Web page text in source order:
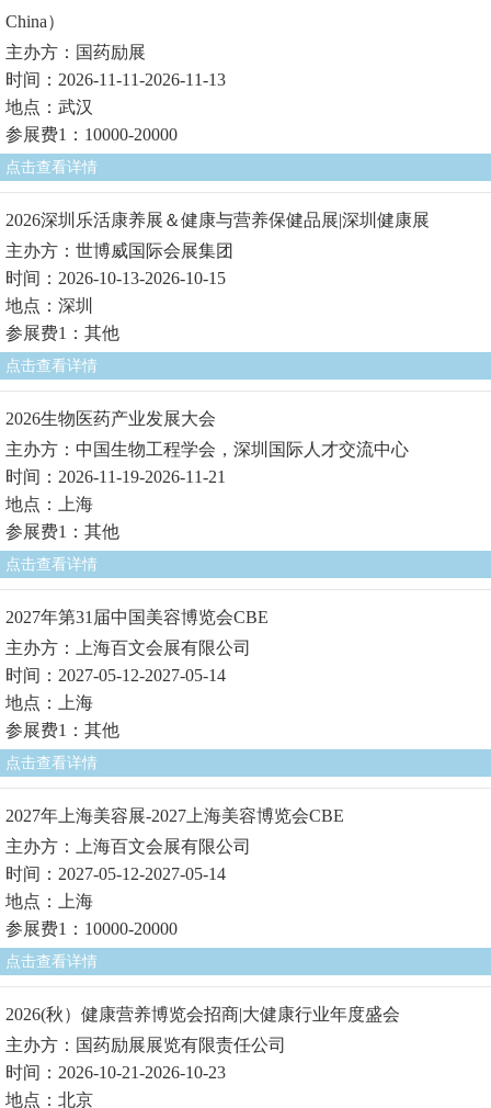
China）
主办方：国药励展
时间：2026-11-11-2026-11-13
地点：武汉
参展费1：10000-20000
点击查看详情
2026深圳乐活康养展＆健康与营养保健品展|深圳健康展
主办方：世博威国际会展集团
时间：2026-10-13-2026-10-15
地点：深圳
参展费1：其他
点击查看详情
2026生物医药产业发展大会
主办方：中国生物工程学会，深圳国际人才交流中心
时间：2026-11-19-2026-11-21
地点：上海
参展费1：其他
点击查看详情
2027年第31届中国美容博览会CBE
主办方：上海百文会展有限公司
时间：2027-05-12-2027-05-14
地点：上海
参展费1：其他
点击查看详情
2027年上海美容展-2027上海美容博览会CBE
主办方：上海百文会展有限公司
时间：2027-05-12-2027-05-14
地点：上海
参展费1：10000-20000
点击查看详情
2026(秋）健康营养博览会招商|大健康行业年度盛会
主办方：国药励展展览有限责任公司
时间：2026-10-21-2026-10-23
地点：北京